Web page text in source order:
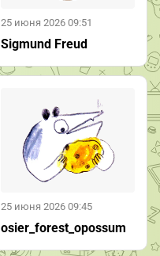
25 июня 2026 09:51
Sigmund Freud
25 июня 2026 09:45
osier_forest_opossum